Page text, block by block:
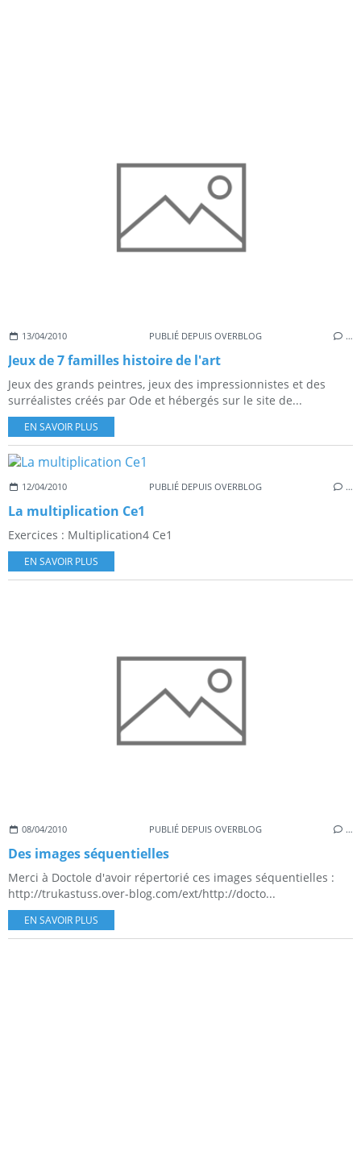
13/04/2010 PUBLIÉ DEPUIS OVERBLOG …
Jeux de 7 familles histoire de l'art
Jeux des grands peintres, jeux des impressionnistes et des
surréalistes créés par Ode et hébergés sur le site de...
EN SAVOIR PLUS
12/04/2010 PUBLIÉ DEPUIS OVERBLOG …
La multiplication Ce1
Exercices : Multiplication4 Ce1
EN SAVOIR PLUS
08/04/2010 PUBLIÉ DEPUIS OVERBLOG …
Des images séquentielles
Merci à Doctole d'avoir répertorié ces images séquentielles :
http://trukastuss.over-blog.com/ext/http://docto...
EN SAVOIR PLUS